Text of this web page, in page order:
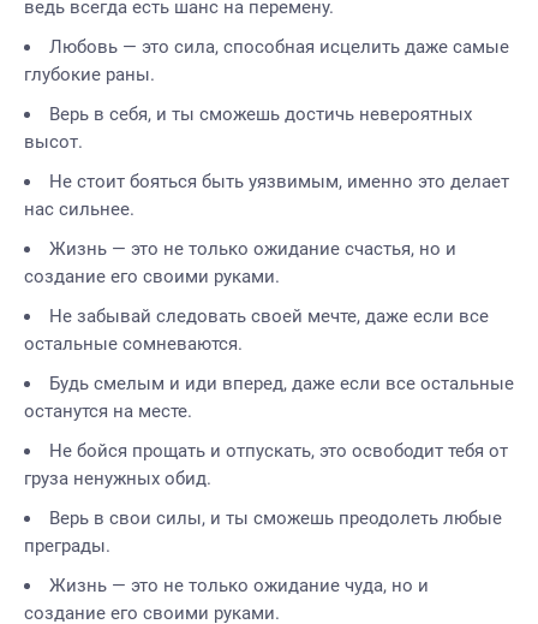
ведь всегда есть шанс на перемену.
Любовь — это сила, способная исцелить даже самые
глубокие раны.
Верь в себя, и ты сможешь достичь невероятных
высот.
Не стоит бояться быть уязвимым, именно это делает
нас сильнее.
Жизнь — это не только ожидание счастья, но и
создание его своими руками.
Не забывай следовать своей мечте, даже если все
остальные сомневаются.
Будь смелым и иди вперед, даже если все остальные
останутся на месте.
Не бойся прощать и отпускать, это освободит тебя от
груза ненужных обид.
Верь в свои силы, и ты сможешь преодолеть любые
преграды.
Жизнь — это не только ожидание чуда, но и
создание его своими руками.